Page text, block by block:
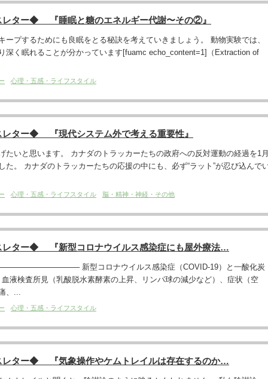
ター◆ 『睡眠と糖のエネルギー代謝〜その②』
ープするためにも良眠をとる秘訣を考えていきましょう。 動物実験では、
深く眠れることが分かっています[fuamc echo_content=1]（Extraction of
心理・五感・ライフスタイル
ター◆ 『現代システム外で考える重要性』
たいと思います。 カナダのトラッカーたちの政府への反対運動の経過を1
た。 カナダのトラッカーたちの応援の中にも、必ず“ラット”が忍び込んで
心理・五感・ライフスタイル 脳・精神・神経・その他
レター◆ 『新型コロナウイルス感染症にも屋外療法…
新型コロナウイルス感染症（COVID-19）と一酸化炭
液検査所見（乳酸脱水素酵素の上昇、リンパ球の減少など）、症状（空
、...
心理・五感・ライフスタイル
レター◆ 『気象操作やケムトレイルは存在するのか…